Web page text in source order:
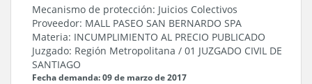
Mecanismo de protección: Juicios Colectivos
Proveedor: MALL PASEO SAN BERNARDO SPA
Materia: INCUMPLIMIENTO AL PRECIO PUBLICADO
Juzgado: Región Metropolitana / 01 JUZGADO CIVIL DE
SANTIAGO
Fecha demanda: 09 de marzo de 2017